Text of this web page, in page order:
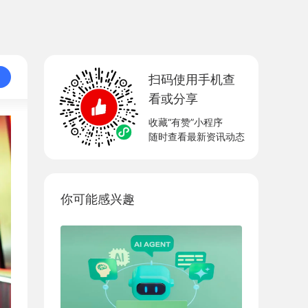
扫码使用手机查
看或分享
收藏“有赞”小程序
随时查看最新资讯动态
你可能感兴趣